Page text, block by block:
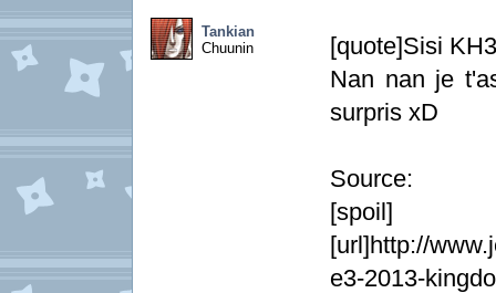
Tankian
Chuunin
[quote]Sisi
Nan nan je
surpris xD
Source:
[spoil]
[url]http://
e3-2013-